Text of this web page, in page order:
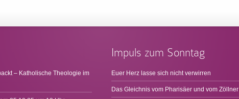
– Katholische Theologie im
Impuls zum Sonntag
Euer Herz lasse sich nicht verwirren
Das Gleichnis vom Pharisäer und vom Zöllner